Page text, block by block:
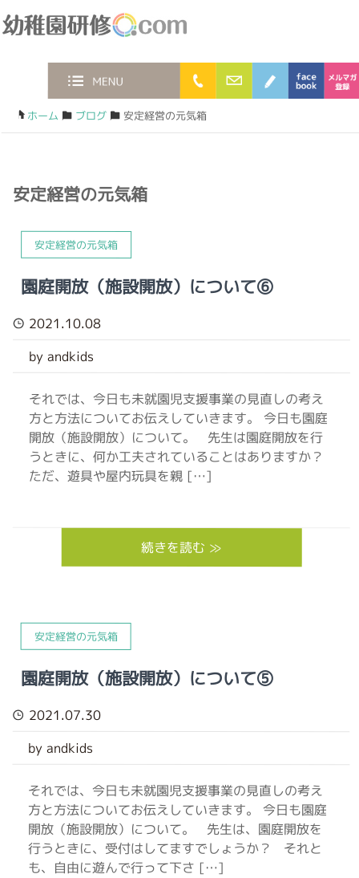
MENU 0120-36-2023
お問合わせフォー
ブログ
ホーム / ブログ/ 安定経営の元気箱
安定経営の元気箱
安定経営の元気箱
園庭開放（施設開放）について⑥
2021.10.08
by andkids
それでは、今日も未就園児支援事業の見直しの考え
方と方法についてお伝えしていきます。 今日も園庭
開放（施設開放）について。 先生は園庭開放を行
うときに、何か工夫されていることはありますか？
ただ、遊具や屋内玩具を親 […]
続きを読む ≫
安定経営の元気箱
園庭開放（施設開放）について⑤
2021.07.30
by andkids
それでは、今日も未就園児支援事業の見直しの考え
方と方法についてお伝えしていきます。 今日も園庭
開放（施設開放）について。 先生は、園庭開放を
行うときに、受付はしてますでしょうか？ それと
も、自由に遊んで行って下さ […]